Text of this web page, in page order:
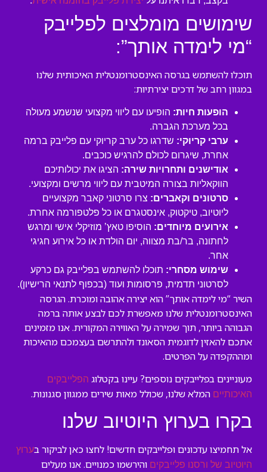
שימושים מומלצים לפלייבק
“מי לימדה אותך”:
תוכלו להשתמש בגרסה האינסטרומנטלית האיכותית שלנו
במגוון רחב של דרכים יצירתיות:
הופעות חיות: הופיעו עם ליווי מקצועי שנשמע מעולה
בכל מערכת הגברה.
ערבי קריוקי: שדרגו כל ערב קריוקי עם פלייבק ברמה
אחרת, שיגרום לכולם להרגיש כוכבים.
אודישנים ותחרויות שירה: הציגו את יכולותיכם
הווקאליות בצורה המיטבית עם ליווי מרשים ומקצועי.
סרטונים וקאברים: צרו סרטוני קאבר מקצועיים
ליוטיוב, טיקטוק, אינסטגרם או כל פלטפורמה אחרת.
אירועים מיוחדים: הוסיפו טאץ’ מוזיקלי אישי ומרגש
לחתונה, בר/בת מצווה, יום הולדת או כל אירוע חגיגי
אחר.
שימוש מסחרי: תוכלו להשתמש בפלייבק גם כרקע
לסרטוני תדמית, פרסומות ועוד (בכפוף לתנאי הרישיון).
השיר “מי לימדה אותך” הוא יצירה אהובה ומוכרת. הגרסה
האינסטרומנטלית שלנו מאפשרת לכם לבצע אותה ברמה
הגבוהה ביותר, תוך שמירה על האווירה המקורית. אנו מזמינים
אתכם להאזין לדוגמית הסאונד ולהתרשם בעצמכם מהאיכות
ומההקפדה על הפרטים.
מעוניינים בפלייבקים נוספים? עיינו בקטלוג הפלייבקים
האיכותיים המלא שלנו, שכולל מאות שירים ממגוון סגנונות.
בקרו בערוץ היוטיוב שלנו
אל תחמיצו עדכונים ופלייבקים חדשים! לחצו כאן לביקור בערוץ
היוטיוב של ורסנו פלייבקים והירשמו כמנויים. אנו מעלים